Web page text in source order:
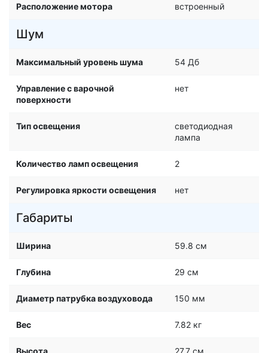
Расположение мотора встроенный
Шум
Максимальный уровень шума 54 Дб
Управление с варочной
поверхности
нет
Тип освещения
светодиодная
лампа
Количество ламп освещения 2
Регулировка яркости освещения нет
Габариты
Ширина 59.8 см
Глубина 29 см
Диаметр патрубка воздуховода 150 мм
Вес 7.82 кг
Высота 27.7 см